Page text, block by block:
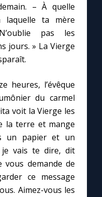
– À quelle
ta mère
pas les
jours. » La Vierge
heures, l’évêque
du carmel
voit la Vierge les
la terre et mange
un papier et un
vais te dire, dit
vous demande de
ce message
Aimez-vous les